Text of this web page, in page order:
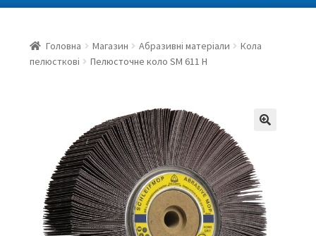
Головна Магазин Абразивні матеріали
Кола
пелюсткові
Пелюсточне коло SM 611 H